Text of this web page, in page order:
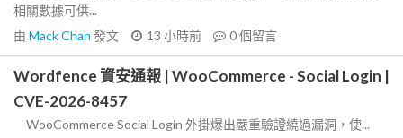
相關數據可供...
由 Mack Chan 發文 13 小時前 0個留言
Wordfence 資安通報 | WooCommerce - Social Login |
CVE-2026-8457
WooCommerce Social Login 外掛爆出嚴重驗證繞過漏洞，使...